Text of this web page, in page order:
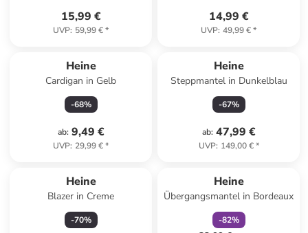
15,99 €
UVP: 59,99 €*
14,99 €
UVP: 49,99 €*
Heine
Cardigan in Gelb
-68%
ab: 9,49 €
UVP: 29,99 €*
Heine
Steppmantel in Dunkelblau
-67%
ab: 47,99 €
UVP: 149,00 €*
Heine
Blazer in Creme
-70%
Heine
Übergangsmantel in Bordeaux
-82%